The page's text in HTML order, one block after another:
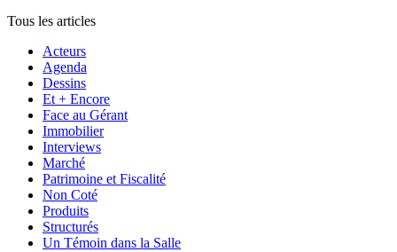
Tous les articles
Acteurs
Agenda
Dessins
Et + Encore
Face au Gérant
Immobilier
Interviews
Marché
Patrimoine et Fiscalité
Non Coté
Produits
Structurés
Un Témoin dans la Salle